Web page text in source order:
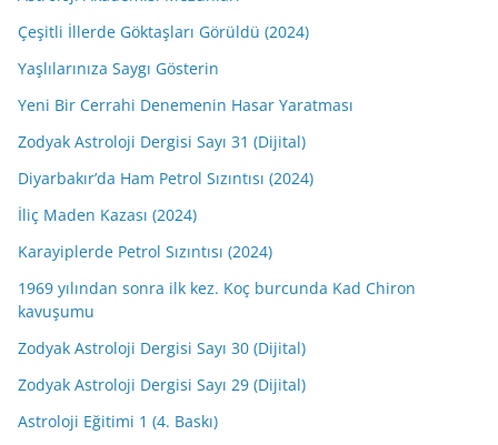
Çeşitli İllerde Göktaşları Görüldü (2024)
Yaşlılarınıza Saygı Gösterin
Yeni Bir Cerrahi Denemenin Hasar Yaratması
Zodyak Astroloji Dergisi Sayı 31 (Dijital)
Diyarbakır’da Ham Petrol Sızıntısı (2024)
İliç Maden Kazası (2024)
Karayiplerde Petrol Sızıntısı (2024)
1969 yılından sonra ilk kez. Koç burcunda Kad Chiron
kavuşumu
Zodyak Astroloji Dergisi Sayı 30 (Dijital)
Zodyak Astroloji Dergisi Sayı 29 (Dijital)
Astroloji Eğitimi 1 (4. Baskı)